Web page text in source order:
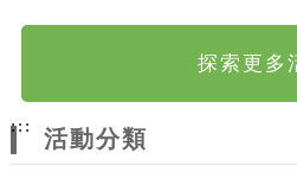
探索更多
:::
活動分類